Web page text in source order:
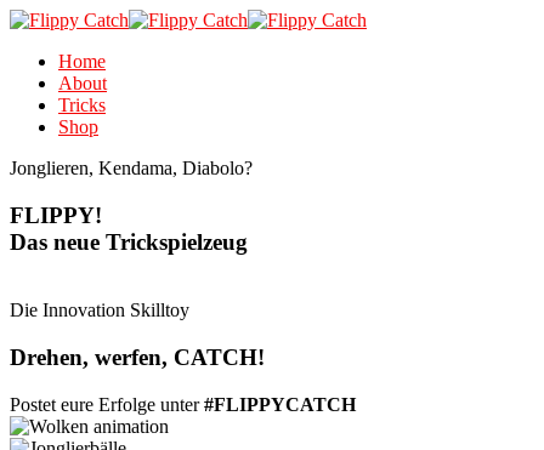
Home
About
Tricks
Shop
Jonglieren, Kendama, Diabolo?
FLIPPY!
Das neue Trickspielzeug
Die Innovation Skilltoy
Drehen, werfen, CATCH!
Postet eure Erfolge unter#FLIPPYCATCH